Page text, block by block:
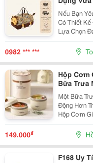
Nếu Bạn
Có Thiết Kế
Lựa Chọn
Kiểu Dáng,
Những
Cùng Bạn...
0982 *** ***
Hộp Cơm
Bữa Trưa
Một Bữa
Động Hơn
Hộp Cơm
Theo Nhiều
Nên Gọn Gàng
Trước Khi...
149.000₫
F168 Uy